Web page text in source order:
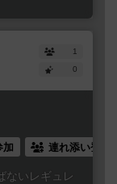
1
0
加 連れ添い登録
ないレギュレ